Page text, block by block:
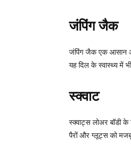
जंपिंग जैक
जंपिंग जैक एक आसान
यह दिल के स्वास्थ्य में
स्क्वाट
स्क्वाट्स लोअर बॉडी
पैरों और ग्लूट्स को